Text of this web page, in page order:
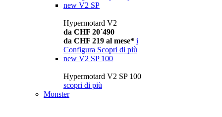
new V2 SP
Hypermotard V2
da CHF 20´490
da CHF 219 al mese* i
Configura Scopri di più
new V2 SP 100
Hypermotard V2 SP 100
scopri di più
Monster